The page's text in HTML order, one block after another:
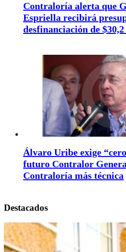
Contraloría alerta que
Espriella recibirá
desfinanciación de
Álvaro Uribe exige
futuro Contralor
Contraloría más técnica
Destacados